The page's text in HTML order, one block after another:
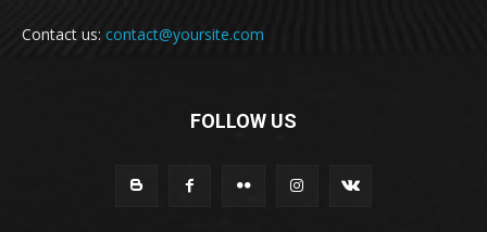
Contact us: contact@yoursite.com
FOLLOW US